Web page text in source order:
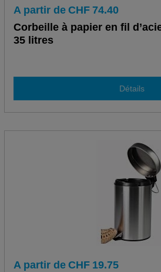
A partir de CHF 74.40
Corbeille à papier en fil
35 litres
Détails
A partir de CHF 19.75